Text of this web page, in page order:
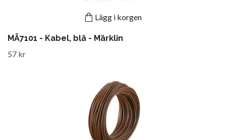
Lägg i korgen
MÄ7101 - Kabel, blå - Märklin
57 kr